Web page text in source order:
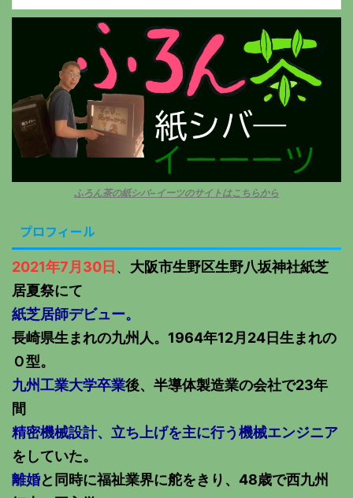
ふろん茶の紙シバ−イーツのサイトはこちらから
プロフィール
2021年7月30日 、 大阪市生野区生野八坂神社紙芝
居夏祭にて
紙芝居師デビュー。
長崎県生まれの九州人。1964年12月24日生まれの
Ｏ型。
九州工業大学卒業後、半導体製造業の会社で23年
間
精密機械設計、立ち上げを主に行う機械エンジニア
をしていた。
離婚と同時に福祉業界に舵をきり、48歳で西九州